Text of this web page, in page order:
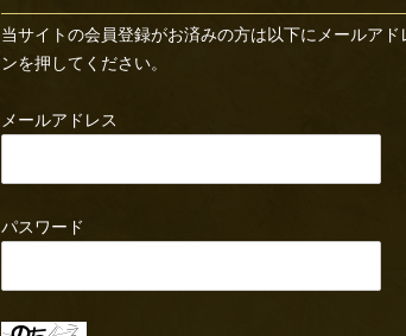
当サイトの会員登録がお済みの方は以下にメールア
ンを押してください。
メールアドレス
パスワード